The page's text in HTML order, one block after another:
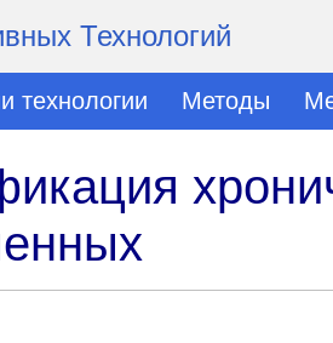
Технологий
технологии Методы